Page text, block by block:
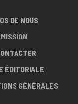
DE NOUS
ÉDITORIALE
GÉNÉRALES